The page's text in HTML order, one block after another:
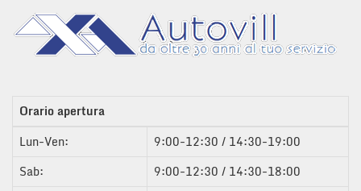
Orario apertura
Lun-Ven:
9:00-12:30 / 14:30-19:00
Sab:
9:00-12:30 / 14:30-18:00